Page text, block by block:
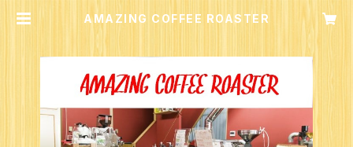
AMAZING COFFEE ROASTER